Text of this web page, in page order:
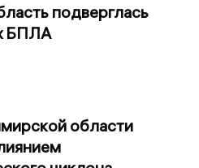
подверглась
БПЛА
области